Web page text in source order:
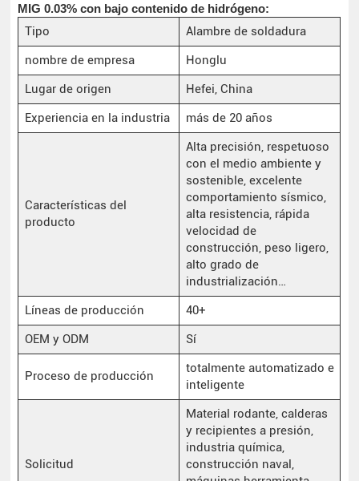
MIG 0.03% con bajo contenido de hidrógeno:
Tipo
Alambre de soldadura
nombre de empresa
Honglu
Lugar de origen
Hefei, China
Experiencia en la industria
más de 20 años
Características del
producto
Alta precisión, respetuoso
con el medio ambiente y
sostenible, excelente
comportamiento sísmico,
alta resistencia, rápida
velocidad de
construcción, peso ligero,
alto grado de
industrialización…
Líneas de producción
40+
OEM y ODM
Sí
Proceso de producción
totalmente automatizado e
inteligente
Solicitud
Material rodante, calderas
y recipientes a presión,
industria química,
construcción naval,